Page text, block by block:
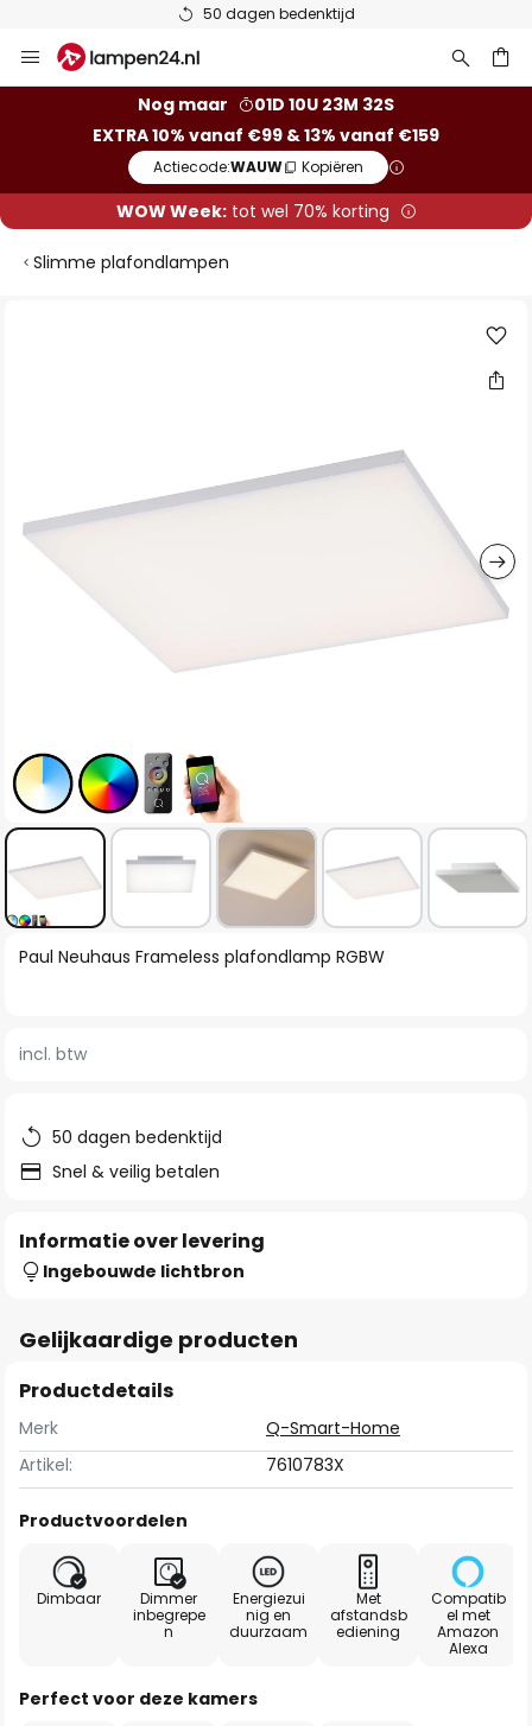
50 dagen bedenktijd
naar
Nog maar
01D 10U 23M 32S
EXTRA 10% vanaf €99 & 13% vanaf €159
Actiecode:WAUW Kopiëren
WOW Week:tot wel 70% korting
Slimme plafondlampen
gallerij
Ga
van
afbeeldingen-
gallerij
Paul Neuhaus Frameless plafondlamp RGBW
incl. btw
50 dagen bedenktijd
Snel & veilig betalen
Informatie over levering
Ingebouwde lichtbron
Gelijkaardige producten
Productdetails
Merk
Q-Smart-Home
Artikel:
7610783X
Productvoordelen
Dimbaar
Dimmer
inbegrepe
n
Energiezui
nig en
duurzaam
Met
afstandsb
ediening
Compatib
el met
Amazon
Alexa
Perfect voor deze kamers